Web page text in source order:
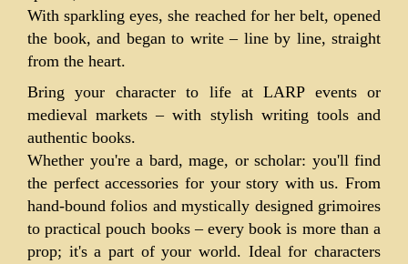
With sparkling eyes, she reached for her belt, opened
the book, and began to write – line by line, straight
from the heart.
Bring your character to life at LARP events or
medieval markets – with stylish writing tools and
authentic books.
Whether you're a bard, mage, or scholar: you'll find
the perfect accessories for your story with us. From
hand-bound folios and mystically designed grimoires
to practical pouch books – every book is more than a
prop; it's a part of your world. Ideal for characters